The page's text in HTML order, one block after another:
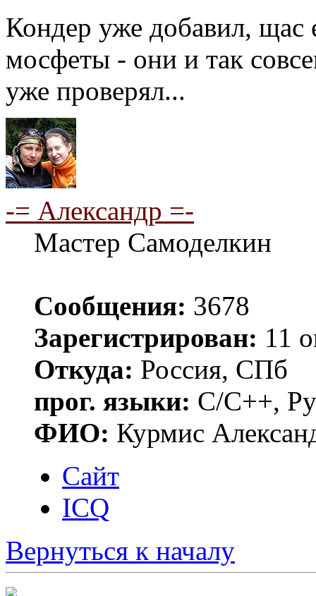
Кондер уже добавил,
мосфеты - они и так
уже проверял...
-= Александр =-
Мастер Самоделкин
Сообщения: 3678
Зарегистрирован: 11
Откуда: Россия, СПб
прог. языки: C/C++,
ФИО: Курмис
Сайт
ICQ
Вернуться к началу